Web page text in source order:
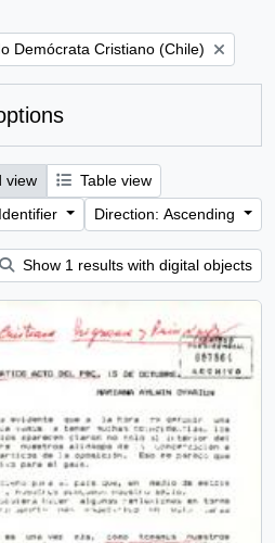
filter:
Demócrata Cristiano (Chile)
view
Table view
Direction: Ascending
Show 1 results with digital objects